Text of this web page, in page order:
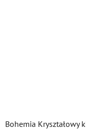
Bohemia Kryształowy